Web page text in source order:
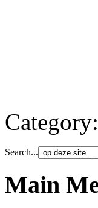
Category:
Search...
Main